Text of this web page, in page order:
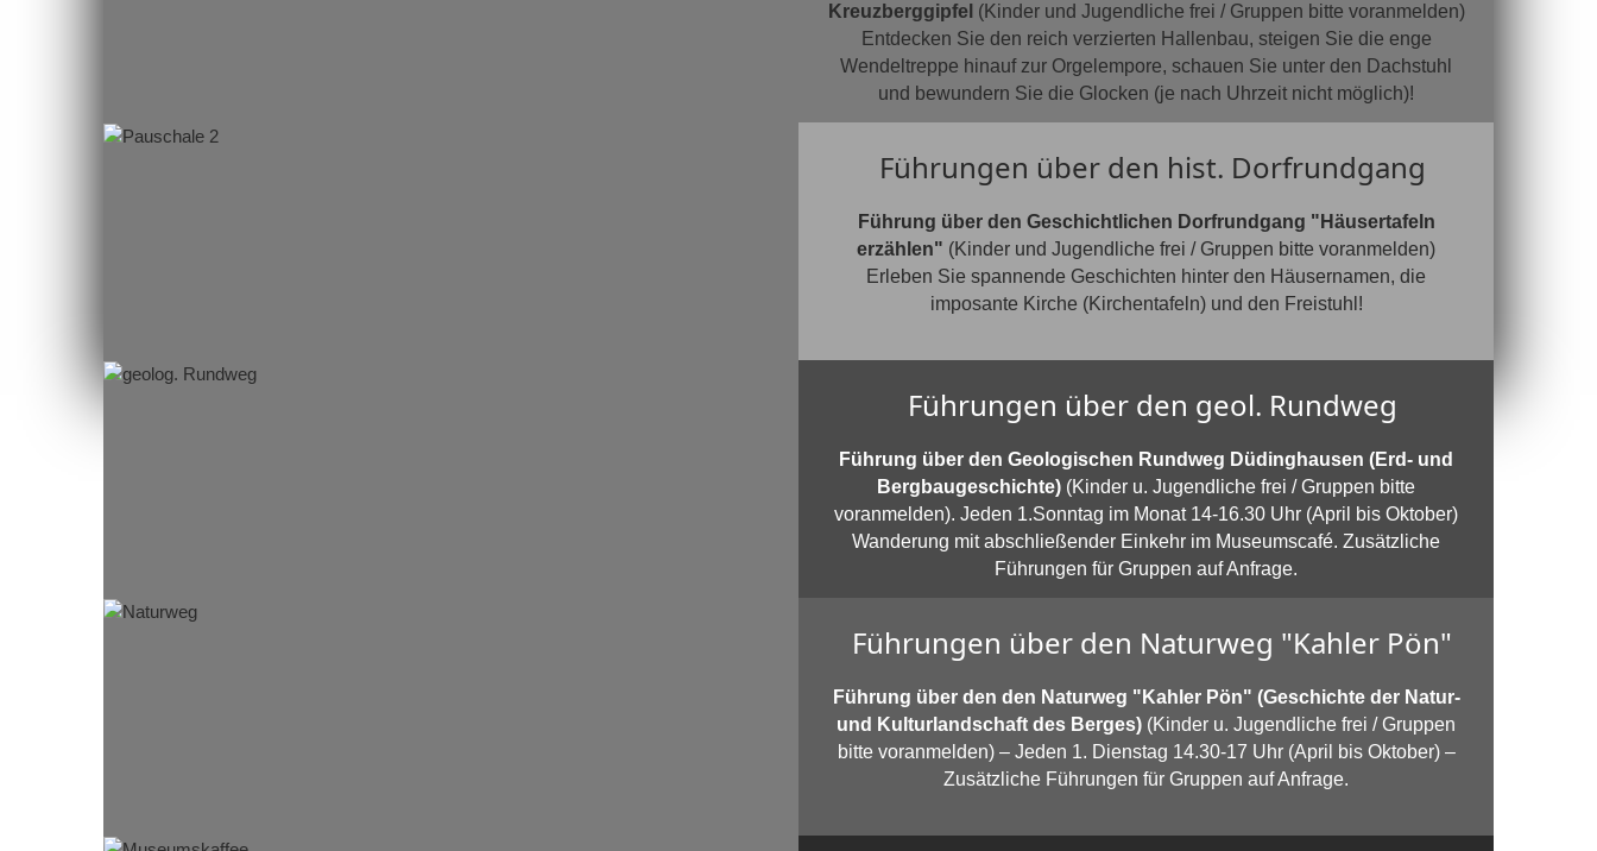
Kreuzberggipfel (Kinder und Jugendliche frei / Gruppen bitte voranmelden)
Entdecken Sie den reich verzierten Hallenbau, steigen Sie die enge
Wendeltreppe hinauf zur Orgelempore, schauen Sie unter den Dachstuhl
und bewundern Sie die Glocken (je nach Uhrzeit nicht möglich)!
Führungen über den hist. Dorfrundgang
Führung über den Geschichtlichen Dorfrundgang "Häusertafeln
erzählen" (Kinder und Jugendliche frei / Gruppen bitte voranmelden)
Erleben Sie spannende Geschichten hinter den Häusernamen, die
imposante Kirche (Kirchentafeln) und den Freistuhl!
Führungen über den geol. Rundweg
Führung über den Geologischen Rundweg Düdinghausen (Erd- und
Bergbaugeschichte) (Kinder u. Jugendliche frei / Gruppen bitte
voranmelden). Jeden 1.Sonntag im Monat 14-16.30 Uhr (April bis Oktober)
Wanderung mit abschließender Einkehr im Museumscafé. Zusätzliche
Führungen für Gruppen auf Anfrage.
Führungen über den Naturweg "Kahler Pön"
Führung über den den Naturweg "Kahler Pön" (Geschichte der Natur-
und Kulturlandschaft des Berges) (Kinder u. Jugendliche frei / Gruppen
bitte voranmelden) – Jeden 1. Dienstag 14.30-17 Uhr (April bis Oktober) –
Zusätzliche Führungen für Gruppen auf Anfrage.